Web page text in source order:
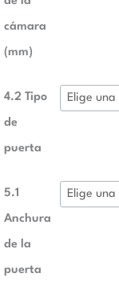
cámara
(mm)
4.2 Tipo
de
puerta
5.1
Anchura
de la
puerta